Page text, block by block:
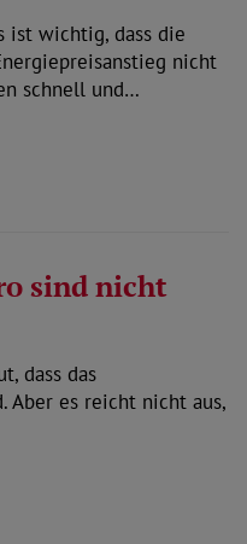
ist wichtig, dass die
nicht
schnell und…
sind nicht
dass das
Aber es reicht nicht aus,